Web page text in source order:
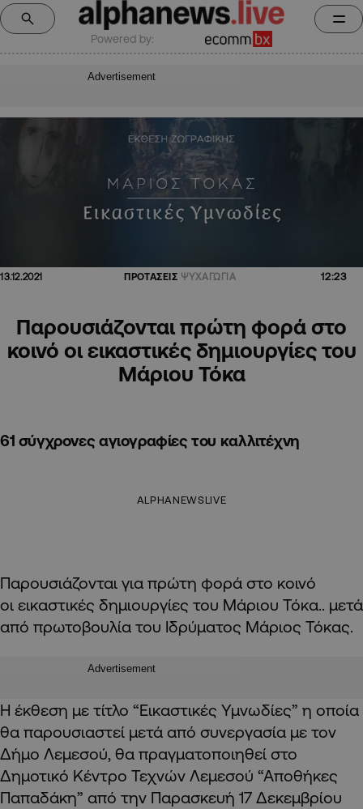
Powered by:
Advertisement
13.12.2021 ΠΡΟΤΑΣΕΙΣ ΨΥΧΑΓΩΓΙΑ 12:23
Παρουσιάζονται πρώτη φορά στο
κοινό οι εικαστικές δημιουργίες του
Μάριου Τόκα
61 σύγχρονες αγιογραφίες του καλλιτέχνη
ALPHANEWSLIVE
Παρουσιάζονται για πρώτη φορά στο κοινό
οι εικαστικές δημιουργίες του Μάριου Τόκα.. μετά
από πρωτοβουλία του Ιδρύματος Μάριος Τόκας.
Advertisement
Η έκθεση με τίτλο “Εικαστικές Υμνωδίες” η οποία
θα παρουσιαστεί μετά από συνεργασία με τον
Δήμο Λεμεσού, θα πραγματοποιηθεί στο
Δημοτικό Κέντρο Τεχνών Λεμεσού “Αποθήκες
Παπαδάκη” από την Παρασκευή 17 Δεκεμβρίου